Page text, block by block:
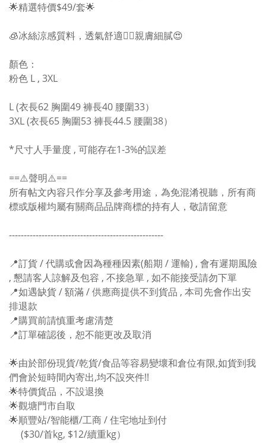
🌟精選特價$49/套🌟
🧊冰絲涼感質料，透氣舒適👍🏻親膚細膩😍
顏色：
粉色 L , 3XL
L (衣長62 胸圍49 褲長40 腰圍33）
3XL (衣長65 胸圍53 褲長44.5 腰圍38）
*尺寸人手量度 , 可能存在1-3%的誤差
==⚠️聲明⚠️==
所有帖文內容只作分享及參考用途，為免混淆視聽，所有商
標或版權均屬有關商品品牌商標的持有人，敬請留意
----------------------------------------------------
📍訂貨 / 代購或會因為種種因素(船期 / 運輸) , 會有遲期風險
, 懇請客人諒解及包容 , 不接急單 , 如不能接受請勿下單
📍如遇缺貨 / 額滿 / 供應商提供不到貨品 , 本司先會作出安
排退款
📍購買前請慎重考慮清楚
📍訂單確認後，恕不能更改及取消
🌟由於部份現貨/乾貨/食品等容易變壞和倉位有限,如貨到我
們會於短時間內寄出,均不設夾件!!
🌟特價貨品，不設退換
🌟觀塘門市自取
🌟順豐站/智能櫃/工商 / 住宅地址到付
($30/首kg, $12/續重kg）